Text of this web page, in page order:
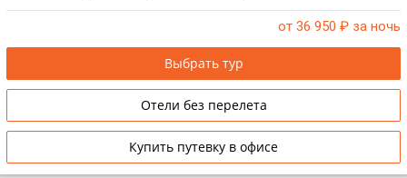
от 36 950 ₽ за ночь
Выбрать тур
Отели без перелета
Купить путевку в офисе